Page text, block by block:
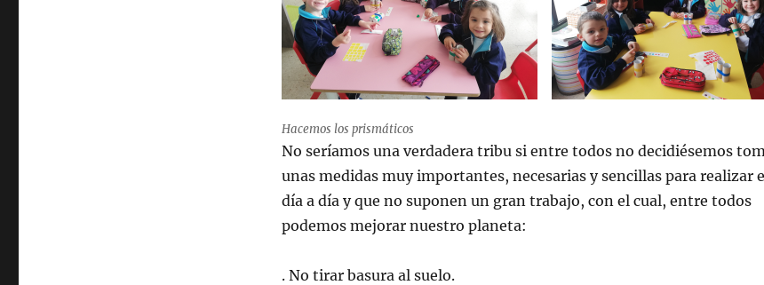
Hacemos los prismáticos
No seríamos una verdadera tribu si entre todos no decidiésemos
unas medidas muy importantes, necesarias y sencillas para realizar
día a día y que no suponen un gran trabajo, con el cual, entre todos
podemos mejorar nuestro planeta:
. No tirar basura al suelo.